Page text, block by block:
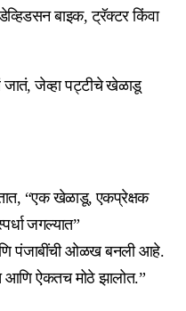
डेव्हिडसन बाइक, ट्रॅक्टर किंवा
जेव्हा पट्टीचे खेळाडू
“एक खेळाडू, एकप्रेक्षक
जगल्यात”
पंजाबींची ओळख बनली आहे.
आणि ऐकतच मोठे झालोत.”